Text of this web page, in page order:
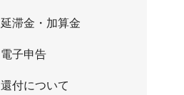
延滞金・加算金
電子申告
還付について